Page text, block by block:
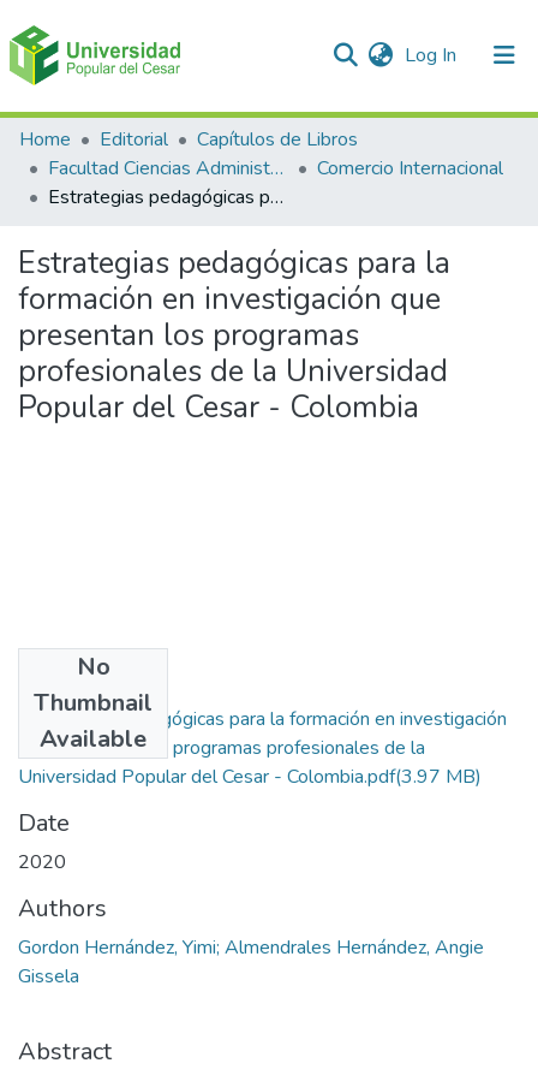
Log In (current)
Communities & Collections
All of DSpace
Home Editorial
Capítulos de Libros
Facultad Ciencias Administrativas Contables y Económicas – Face
Comercio Internacional
Estrategias pedagógicas para la formación en investigación que presentan los programas profesionales de la Universidad Popular del Cesar - Colombia
Estrategias pedagógicas para la
formación en investigación que
presentan los programas
profesionales de la Universidad
Popular del Cesar - Colombia
No
Thumbnail
Available
Estrategias pedagógicas para la formación en investigación
que presentan los programas profesionales de la
Universidad Popular del Cesar - Colombia.pdf(3.97 MB)
Date
2020
Authors
Gordon Hernández, Yimi; Almendrales Hernández, Angie
Gissela
Abstract